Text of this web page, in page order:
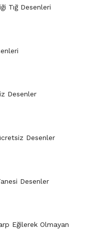
Tığ Desenleri
Desenler
Desenler
Desenler
Eğilerek Olmayan